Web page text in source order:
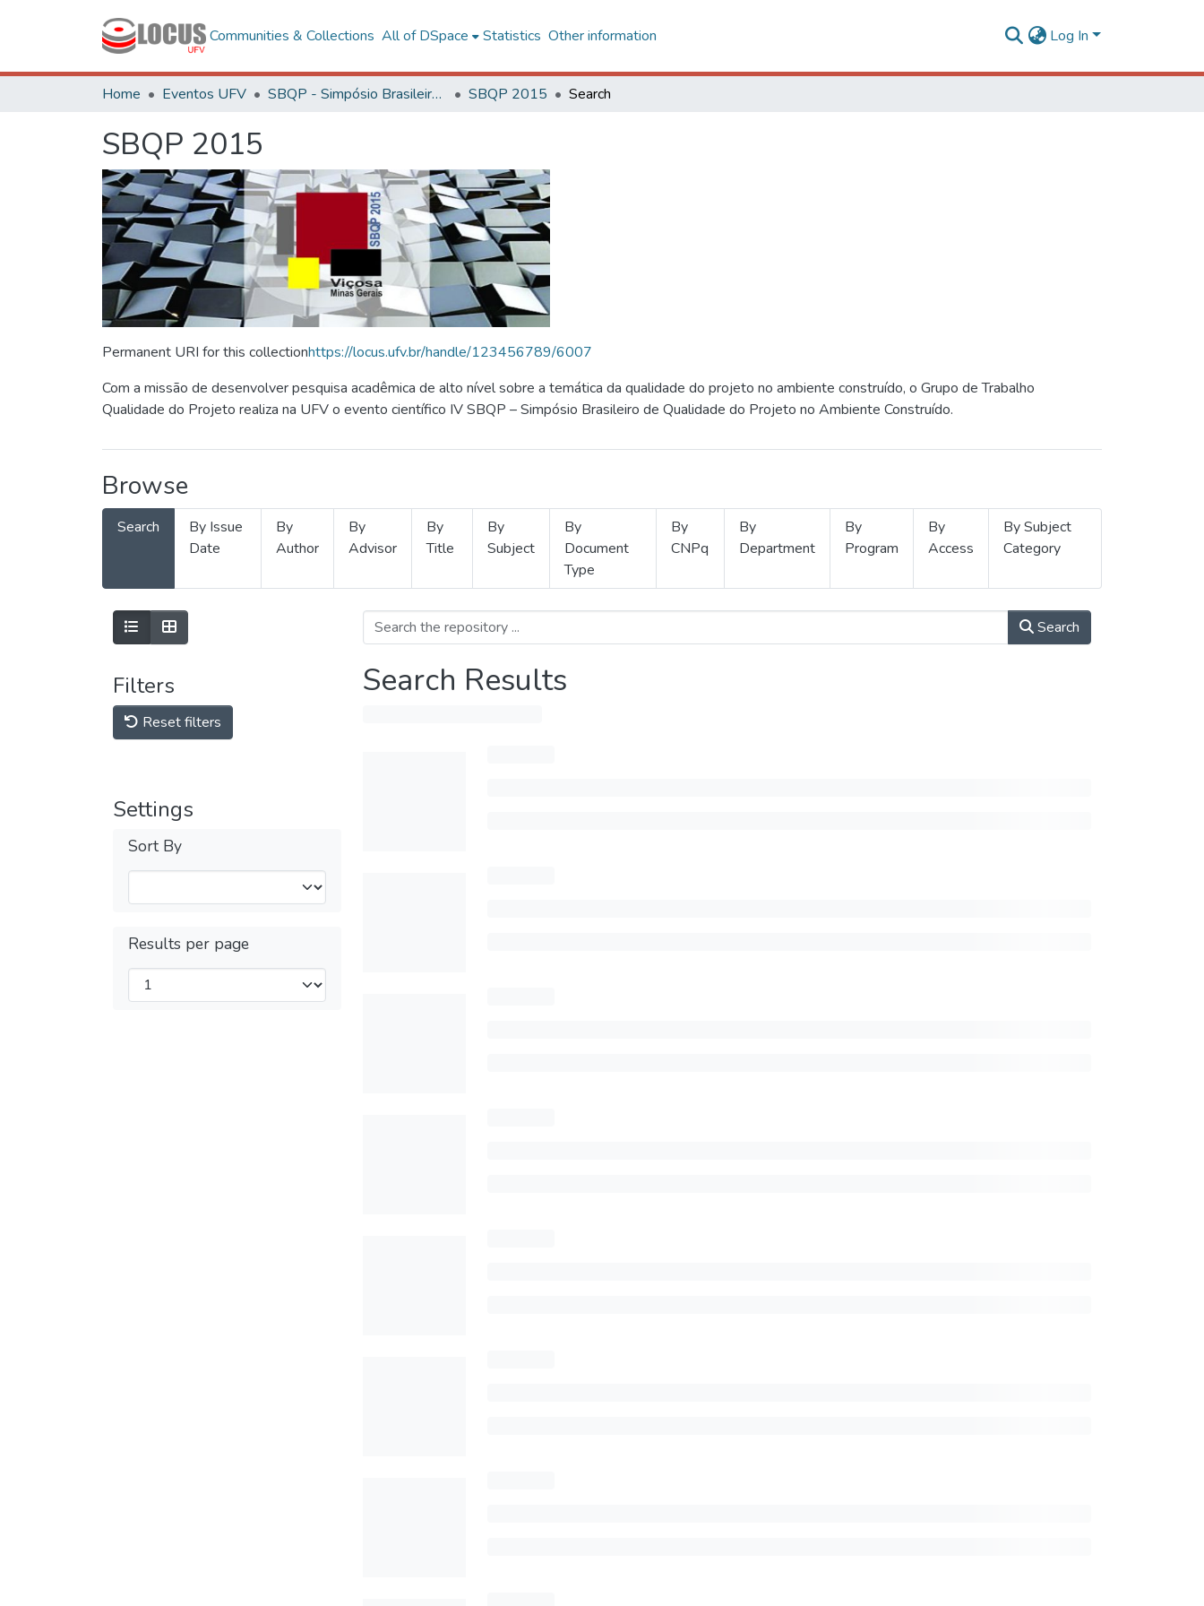
Communities & Collections All of DSpace Statistics Other information Log In
Home Eventos UFV SBQP - Simpósio Brasileiro de Qualidade do Projeto no Ambiente Construído SBQP 2015 Search
SBQP 2015
Permanent URI for this collectionhttps://locus.ufv.br/handle/123456789/6007
Com a missão de desenvolver pesquisa acadêmica de alto nível sobre a temática da qualidade do projeto no ambiente construído, o Grupo de Trabalho
Qualidade do Projeto realiza na UFV o evento científico IV SBQP – Simpósio Brasileiro de Qualidade do Projeto no Ambiente Construído.
Browse
Search
By Issue
Date
By
Author
By
Advisor
By
Title
By
Subject
By
Document
Type
By
CNPq
By
Department
By
Program
By
Access
By Subject
Category
Filters
Reset filters
Settings
Sort By
Results per page
Search
Search Results